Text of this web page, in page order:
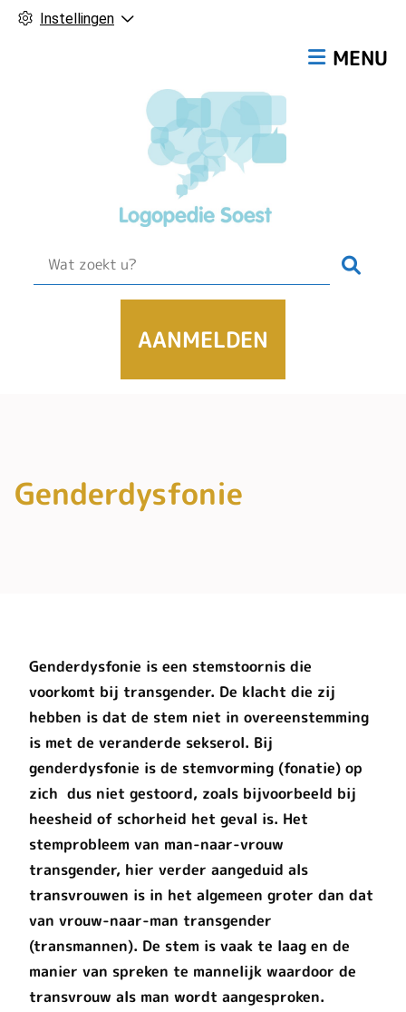
Instellingen
MENU
AANMELDEN
Genderdysfonie
Genderdysfonie is een stemstoornis die
voorkomt bij transgender. De klacht die zij
hebben is dat de stem niet in overeenstemming
is met de veranderde sekserol. Bij
genderdysfonie is de stemvorming (fonatie) op
zich dus niet gestoord, zoals bijvoorbeeld bij
heesheid of schorheid het geval is. Het
stemprobleem van man-naar-vrouw
transgender, hier verder aangeduid als
transvrouwen is in het algemeen groter dan dat
van vrouw-naar-man transgender
(transmannen). De stem is vaak te laag en de
manier van spreken te mannelijk waardoor de
transvrouw als man wordt aangesproken.